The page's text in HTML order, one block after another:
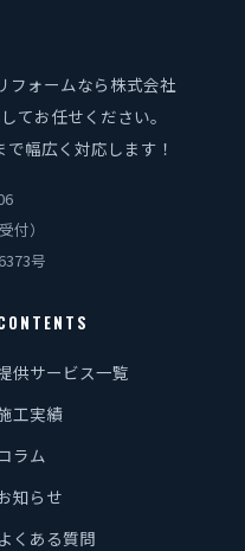
フォームなら株式会社
てお任せください。
幅広く対応します！
付）
号
供サービス一覧
工実績
コラム
知らせ
よくある質問